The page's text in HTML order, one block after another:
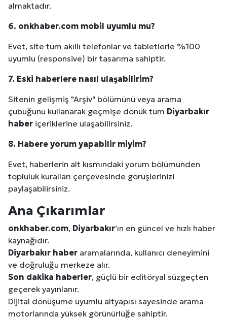
almaktadır.
6. onkhaber.com mobil uyumlu mu?
Evet, site tüm akıllı telefonlar ve tabletlerle %100
uyumlu (responsive) bir tasarıma sahiptir.
7. Eski haberlere nasıl ulaşabilirim?
Sitenin gelişmiş "Arşiv" bölümünü veya arama
çubuğunu kullanarak geçmişe dönük tüm Diyarbakır
haber içeriklerine ulaşabilirsiniz.
8. Habere yorum yapabilir miyim?
Evet, haberlerin alt kısmındaki yorum bölümünden
topluluk kuralları çerçevesinde görüşlerinizi
paylaşabilirsiniz.
Ana Çıkarımlar
onkhaber.com, Diyarbakır’ın en güncel ve hızlı haber
kaynağıdır.
Diyarbakır haber aramalarında, kullanıcı deneyimini
ve doğruluğu merkeze alır.
Son dakika haberler, güçlü bir editöryal süzgeçten
geçerek yayınlanır.
Dijital dönüşüme uyumlu altyapısı sayesinde arama
motorlarında yüksek görünürlüğe sahiptir.